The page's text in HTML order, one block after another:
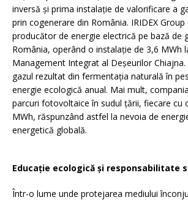
inversă și prima instalație de valorificare a
prin cogenerare din România. IRIDEX Group
producător de energie electrică pe bază de
România, operând o instalație de 3,6 MWh
Management Integrat al Deșeurilor
gazul rezultat din fermentația naturală în
energie ecologică anual. Mai mult,
parcuri fotovoltaice în sudul țării, fiecare cu
MWh, răspunzând astfel la nevoia de
energetică globală.
Educație ecologică și responsabilitate
Într-o lume unde protejarea mediului